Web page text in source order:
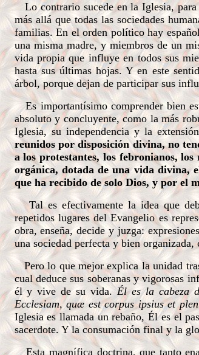
Lo contrario sucede en la Iglesia, para
más allá que todas las sociedades
familias. En el orden político hay
una misma madre, y miembros de un
vida propia que influye en todos sus
hasta sus últimas hojas. Y en este
árbol, porque dejan de participar sus
Es importantísimo comprender bien
absoluto y concluyente, como la más
Iglesia, su independencia y la
reunidos por disposición divina, no
a los protestantes, los febronianos,
orgánica, dotada de una vida divina,
que ha recibido de solo Dios, y por el
Tal es efectivamente la idea que
repetidos lugares del Evangelio es
obra, enseña, decide y juzga:
una sociedad perfecta y bien
Pero lo que mejor explica la unidad
cual deduce sus soberanas y vigorosas
él y vive de su vida.Él es la cabeza
Ecclesiam, quæ est corpus ipsius et
Iglesia es llamada un rebaño, Él es el
sacerdote. Y la consumación final y la
Esta magnífica doctrina, que tanto